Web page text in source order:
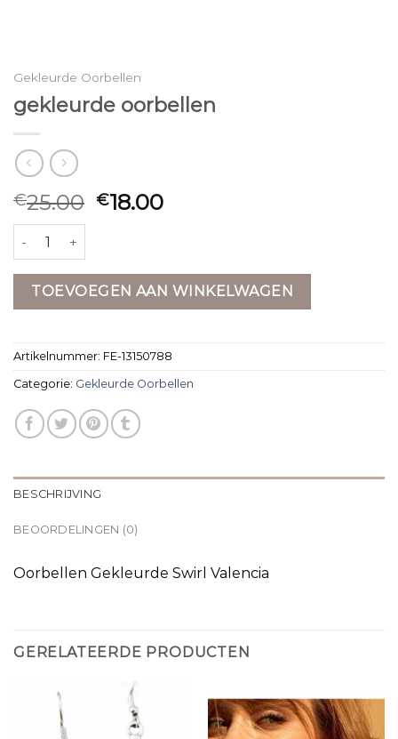
Gekleurde Oorbellen
gekleurde oorbellen
€25.00 €18.00
gekleurde oorbellen aantal
TOEVOEGEN AAN WINKELWAGEN
Artikelnummer: FE-13150788
Categorie: Gekleurde Oorbellen
BESCHRIJVING
BEOORDELINGEN (0)
Oorbellen Gekleurde Swirl Valencia
GERELATEERDE PRODUCTEN